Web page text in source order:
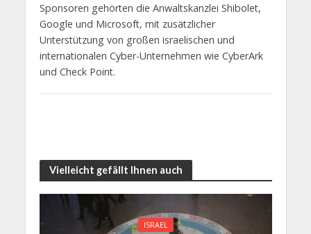
Sponsoren gehörten die Anwaltskanzlei Shibolet,
Google und Microsoft, mit zusätzlicher
Unterstützung von großen israelischen und
internationalen Cyber-Unternehmen wie CyberArk
und Check Point.
Vielleicht gefällt Ihnen auch
ISRAEL